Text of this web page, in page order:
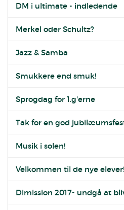
DM i ultimate - indledende
Merkel oder Schultz?
Jazz & Samba
Smukkere end smuk!
Sprogdag for 1.g'erne
Tak for en god
Musik i solen!
Velkommen til de nye elever!
Dimission 2017- undgå at